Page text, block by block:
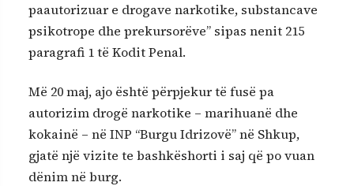
paautorizuar e drogave narkotike, substancave
psikotrope dhe prekursorëve” sipas nenit 215
paragrafi 1 të Kodit Penal.
Më 20 maj, ajo është përpjekur të fusë pa
autorizim drogë narkotike – marihuanë dhe
kokainë – në INP “Burgu Idrizovë” në Shkup,
gjatë një vizite te bashkëshorti i saj që po vuan
dënim në burg.